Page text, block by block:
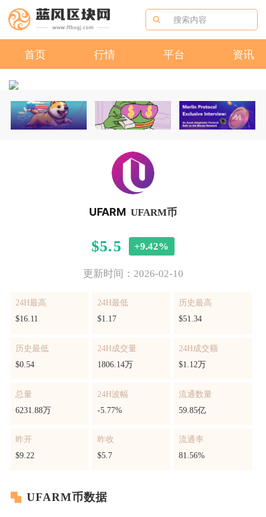
首页 行情 平台 资讯
UFARM UFARM币
$5.5 +9.42%
更新时间：2026-02-10
24H最高
$16.11
24H最低
$1.17
历史最高
$51.34
历史最低
$0.54
24H成交量
1806.14万
24H成交额
$1.12万
总量
6231.88万
24H波幅
-5.77%
流通数量
59.85亿
昨开
$9.22
昨收
$5.7
流通率
81.56%
UFARM币数据